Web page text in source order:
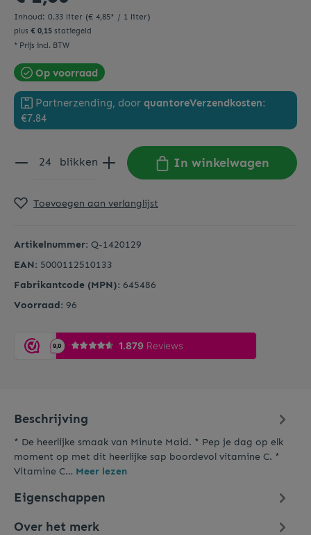
Inhoud: 0.33 liter (€ 4,85* / 1 liter)
plus € 0,15 statiegeld
* Prijs incl. BTW
Op voorraad
Partnerzending, door quantoreVerzendkosten:
€7.84
blikken In winkelwagen
Toevoegen aan verlanglijst
Artikelnummer: Q-1420129
EAN: 5000112510133
Fabrikantcode (MPN): 645486
Voorraad: 96
Beschrijving
* De heerlijke smaak van Minute Maid. * Pep je dag op elk
moment op met dit heerlijke sap boordevol vitamine C. *
Vitamine C… Meer lezen
Eigenschappen
Over het merk